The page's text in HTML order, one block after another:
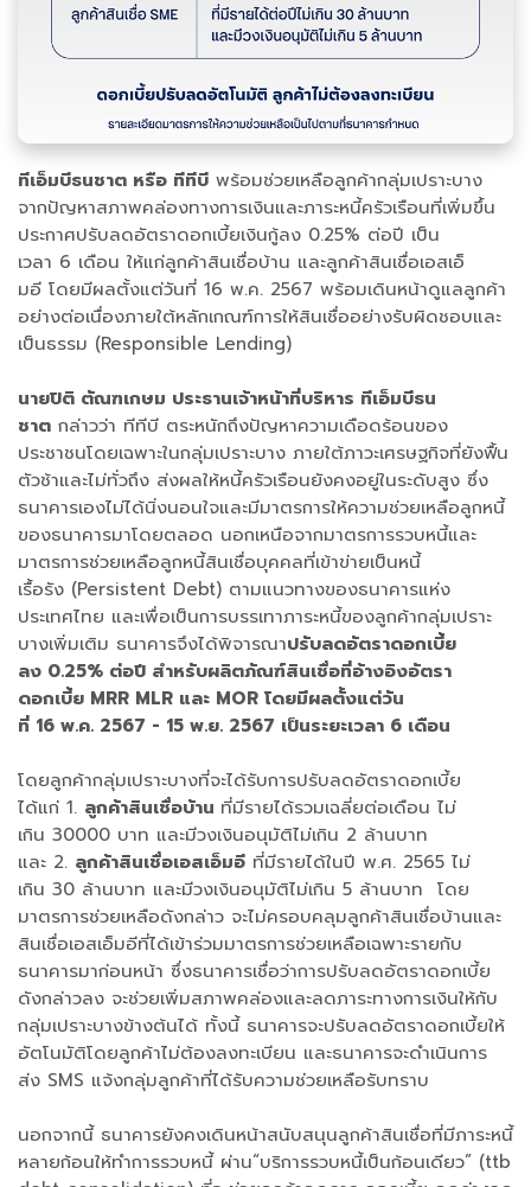
ทีเอ็มบีธนชาต หรือ ทีทีบี พร้อมช่วยเหลือลูกค้ากลุ่มเปราะบาง
จากปัญหาสภาพคล่องทางการเงินและภาระหนี้ครัวเรือนที่เพิ่มขึ้น
ประกาศปรับลดอัตราดอกเบี้ยเงินกู้ลง 0.25% ต่อปี เป็น
เวลา 6 เดือน ให้แก่ลูกค้าสินเชื่อบ้าน และลูกค้าสินเชื่อเอสเอ็
มอี โดยมีผลตั้งแต่วันที่ 16 พ.ค. 2567 พร้อมเดินหน้าดูแลลูกค้า
อย่างต่อเนื่องภายใต้หลักเกณฑ์การให้สินเชื่ออย่างรับผิดชอบและ
เป็นธรรม (Responsible Lending)
นายปิติ ตัณฑเกษม ประธานเจ้าหน้าที่บริหาร ทีเอ็มบีธน
ชาต กล่าวว่า ทีทีบี ตระหนักถึงปัญหาความเดือดร้อนของ
ประชาชนโดยเฉพาะในกลุ่มเปราะบาง ภายใต้ภาวะเศรษฐกิจที่ยังฟื้น
ตัวช้าและไม่ทั่วถึง ส่งผลให้หนี้ครัวเรือนยังคงอยู่ในระดับสูง ซึ่ง
ธนาคารเองไม่ได้นิ่งนอนใจและมีมาตรการให้ความช่วยเหลือลูกหนี้
ของธนาคารมาโดยตลอด นอกเหนือจากมาตรการรวบหนี้และ
มาตรการช่วยเหลือลูกหนี้สินเชื่อบุคคลที่เข้าข่ายเป็นหนี้
เรื้อรัง (Persistent Debt) ตามแนวทางของธนาคารแห่ง
ประเทศไทย และเพื่อเป็นการบรรเทาภาระหนี้ของลูกค้ากลุ่มเปราะ
บางเพิ่มเติม ธนาคารจึงได้พิจารณาปรับลดอัตราดอกเบี้ย
ลง 0.25% ต่อปี สำหรับผลิตภัณฑ์สินเชื่อที่อ้างอิงอัตรา
ดอกเบี้ย MRR MLR และ MOR โดยมีผลตั้งแต่วัน
ที่ 16 พ.ค. 2567 - 15 พ.ย. 2567 เป็นระยะเวลา 6 เดือน
โดยลูกค้ากลุ่มเปราะบางที่จะได้รับการปรับลดอัตราดอกเบี้ย
ได้แก่ 1. ลูกค้าสินเชื่อบ้าน ที่มีรายได้รวมเฉลี่ยต่อเดือน ไม่
เกิน 30000 บาท และมีวงเงินอนุมัติไม่เกิน 2 ล้านบาท
และ 2. ลูกค้าสินเชื่อเอสเอ็มอี ที่มีรายได้ในปี พ.ศ. 2565 ไม่
เกิน 30 ล้านบาท และมีวงเงินอนุมัติไม่เกิน 5 ล้านบาท โดย
มาตรการช่วยเหลือดังกล่าว จะไม่ครอบคลุมลูกค้าสินเชื่อบ้านและ
สินเชื่อเอสเอ็มอีที่ได้เข้าร่วมมาตรการช่วยเหลือเฉพาะรายกับ
ธนาคารมาก่อนหน้า ซึ่งธนาคารเชื่อว่าการปรับลดอัตราดอกเบี้ย
ดังกล่าวลง จะช่วยเพิ่มสภาพคล่องและลดภาระทางการเงินให้กับ
กลุ่มเปราะบางข้างต้นได้ ทั้งนี้ ธนาคารจะปรับลดอัตราดอกเบี้ยให้
อัตโนมัติโดยลูกค้าไม่ต้องลงทะเบียน และธนาคารจะดำเนินการ
ส่ง SMS แจ้งกลุ่มลูกค้าที่ได้รับความช่วยเหลือรับทราบ
นอกจากนี้ ธนาคารยังคงเดินหน้าสนับสนุนลูกค้าสินเชื่อที่มีภาระหนี้
หลายก้อนให้ทำการรวบหนี้ ผ่าน“บริการรวบหนี้เป็นก้อนเดียว” (ttb